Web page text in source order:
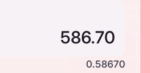
0.58670